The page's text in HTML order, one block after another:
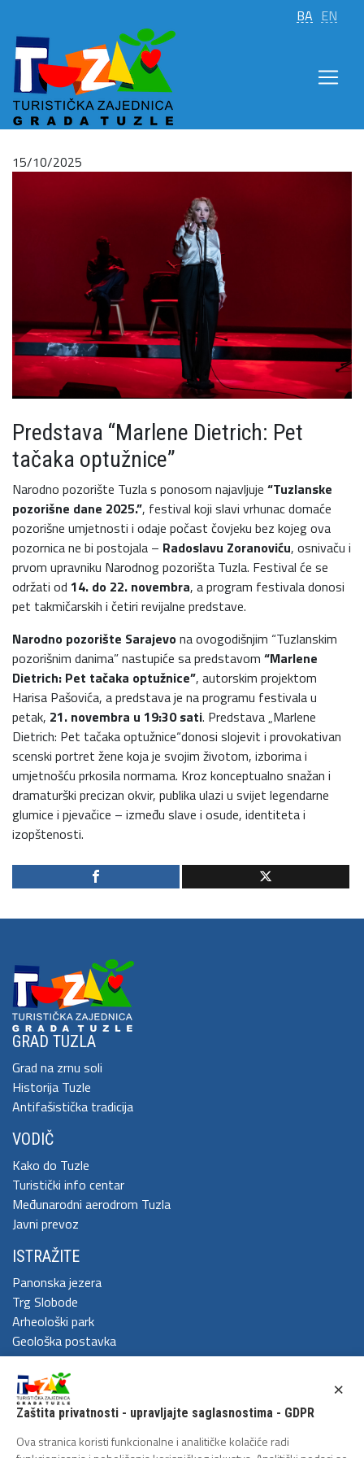
BA EN
15/10/2025
Predstava “Marlene Dietrich: Pet
tačaka optužnice”
Narodno pozorište Tuzla s ponosom najavljuje “Tuzlanske
pozorišne dane 2025.”, festival koji slavi vrhunac domaće
pozorišne umjetnosti i odaje počast čovjeku bez kojeg ova
pozornica ne bi postojala – Radoslavu Zoranoviću, osnivaču i
prvom upravniku Narodnog pozorišta Tuzla. Festival će se
održati od 14. do 22. novembra, a program festivala donosi
pet takmičarskih i četiri revijalne predstave.
Narodno pozorište Sarajevona ovogodišnjim “Tuzlanskim
pozorišnim danima” nastupiće sa predstavom “Marlene
Dietrich: Pet tačaka optužnice”, autorskim projektom
Harisa Pašovića, a predstava je na programu festivala u
petak, 21. novembra u 19:30 sati. Predstava „Marlene
Dietrich: Pet tačaka optužnice“donosi slojevit i provokativan
scenski portret žene koja je svojim životom, izborima i
umjetnošću prkosila normama. Kroz konceptualno snažan i
dramaturški precizan okvir, publika ulazi u svijet legendarne
glumice i pjevačice – između slave i osude, identiteta i
izopštenosti.
GRAD TUZLA
Grad na zrnu soli
Historija Tuzle
Antifašistička tradicija
VODIČ
Kako do Tuzle
Turistički info centar
Međunarodni aerodrom Tuzla
Javni prevoz
ISTRAŽITE
Panonska jezera
Trg Slobode
Arheološki park
Geološka postavka
DOŽIVITE
Festival Kaleidoskop
Cum Grano Salis
Ljeto u Tuzli
Zaštita privatnosti - upravljajte saglasnostima - GDPR
×
Ova stranica koristi funkcionalne i analitičke kolačiće radi